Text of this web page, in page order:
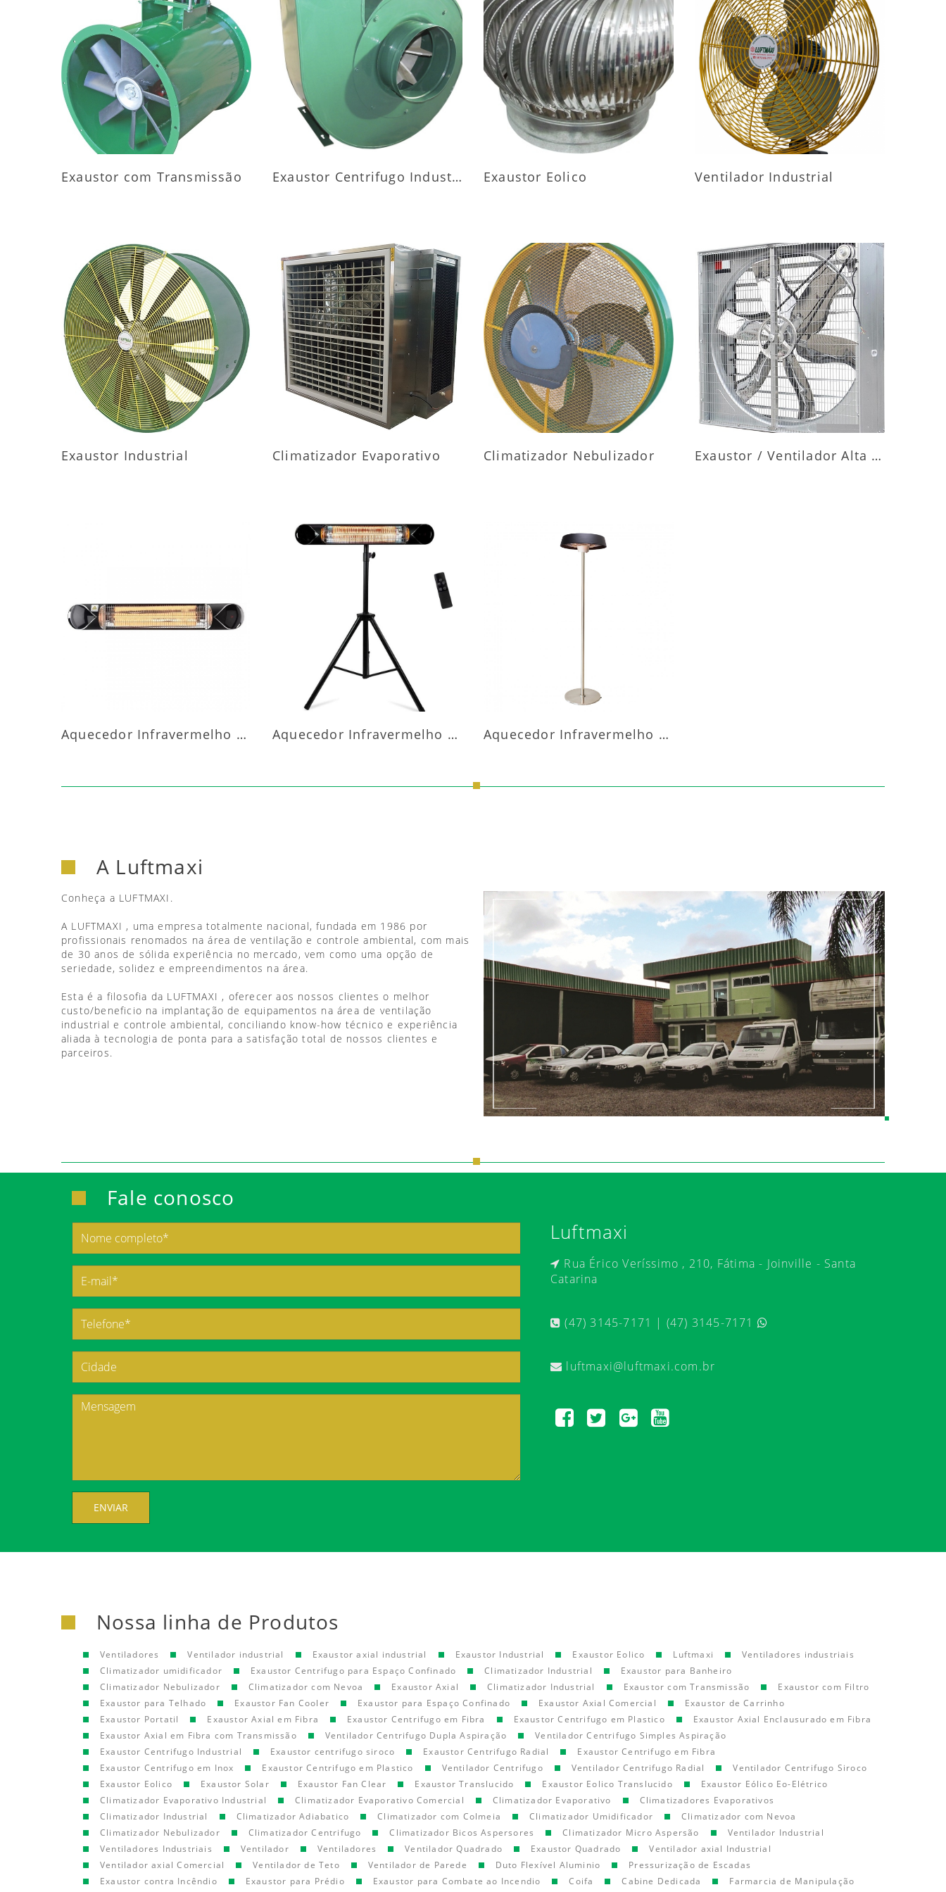
MAIS INFORMAÇÕES
Exaustor com Transmissão
MAIS INFORMAÇÕES
Exaustor Centrifugo Industrial
MAIS INFORMAÇÕES
Exaustor Eolico
MAIS INFORMAÇÕES
Ventilador Industrial
MAIS INFORMAÇÕES
Exaustor Industrial
MAIS INFORMAÇÕES
Climatizador Evaporativo
MAIS INFORMAÇÕES
Climatizador Nebulizador
MAIS INFORMAÇÕES
Exaustor / Ventilador Alta Vazão
MAIS INFORMAÇÕES
Aquecedor Infravermelho Parede
MAIS INFORMAÇÕES
Aquecedor Infravermelho Pedestal Aquecedor Infravermelho Pedestal Luft-20000
A Luftmaxi
Conheça a LUFTMAXI.
A LUFTMAXI , uma empresa totalmente nacional, fundada em 1986 por
profissionais renomados na área de ventilação e controle ambiental, com mais
de 30 anos de sólida experiência no mercado, vem como uma opção de
seriedade, solidez e empreendimentos na área.
Esta é a filosofia da LUFTMAXI , oferecer aos nossos clientes o melhor
custo/beneficio na implantação de equipamentos na área de ventilação
industrial e controle ambiental, conciliando know-how técnico e experiência
aliada à tecnologia de ponta para a satisfação total de nossos clientes e
parceiros.
Fale conosco
ENVIAR
Luftmaxi
Rua Érico Veríssimo , 210, Fátima - Joinville - Santa
Catarina
(47) 3145-7171 | (47) 3145-7171
luftmaxi@luftmaxi.com.br
Nossa linha de Produtos
Ventiladores Ventilador industrial Exaustor axial industrial Exaustor Industrial Exaustor Eolico Luftmaxi
Ventiladores industriais
Climatizador umidificador
Exaustor Centrifugo para Espaço Confinado Climatizador Industrial
Exaustor para Banheiro
Climatizador Nebulizador
Climatizador com Nevoa Exaustor Axial Climatizador Industrial Exaustor com Transmissão
Exaustor com Filtro
Exaustor para Telhado
Exaustor Fan Cooler Exaustor para Espaço Confinado Exaustor Axial Comercial
Exaustor de Carrinho
Exaustor Portatil
Exaustor Axial em Fibra Exaustor Centrifugo em Fibra Exaustor Centrifugo em Plastico
Exaustor Axial Enclausurado em Fibra
Exaustor Axial em Fibra com Transmissão
Ventilador Centrifugo Dupla Aspiração
Ventilador Centrifugo Simples Aspiração
Exaustor Centrifugo Industrial
Exaustor centrifugo siroco Exaustor Centrifugo Radial
Exaustor Centrifugo em Fibra
Exaustor Centrifugo em Inox
Exaustor Centrifugo em Plastico Ventilador Centrifugo Ventilador Centrifugo Radial
Ventilador Centrifugo Siroco
Exaustor Eolico
Exaustor Solar Exaustor Fan Clear Exaustor Translucido Exaustor Eolico Translucido
Exaustor Eólico Eo-Elétrico
Climatizador Evaporativo Industrial
Climatizador Evaporativo Comercial Climatizador Evaporativo
Climatizadores Evaporativos
Climatizador Industrial
Climatizador Adiabatico Climatizador com Colmeia Climatizador Umidificador
Climatizador com Nevoa
Climatizador Nebulizador
Climatizador Centrifugo Climatizador Bicos Aspersores Climatizador Micro Aspersão
Ventilador Industrial
Ventiladores Industriais
Ventilador Ventiladores Ventilador Quadrado Exaustor Quadrado
Ventilador axial Industrial
Ventilador axial Comercial
Ventilador de Teto Ventilador de Parede Duto Flexível Aluminio
Pressurização de Escadas
Exaustor contra Incêndio
Exaustor para Prédio Exaustor para Combate ao Incendio Coifa Cabine Dedicada
Farmarcia de Manipulação